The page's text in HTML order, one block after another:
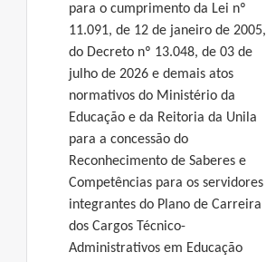
para o cumprimento da Lei nº
11.091, de 12 de janeiro de 2005,
do Decreto nº 13.048, de 03 de
julho de 2026 e demais atos
normativos do Ministério da
Educação e da Reitoria da Unila
para a concessão do
Reconhecimento de Saberes e
Competências para os servidores
integrantes do Plano de Carreira
dos Cargos Técnico-
Administrativos em Educação